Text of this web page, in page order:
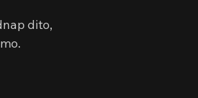
dito,